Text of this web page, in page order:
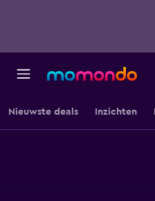
Nieuwste deals Inzichten